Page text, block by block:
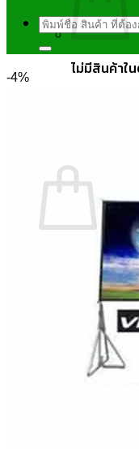
ไม่มีสินค้าใ
ไม่มีสินค้าในตะกร้า
กลับสู่หน้าร้านค้า
ค้นหา:
-4%